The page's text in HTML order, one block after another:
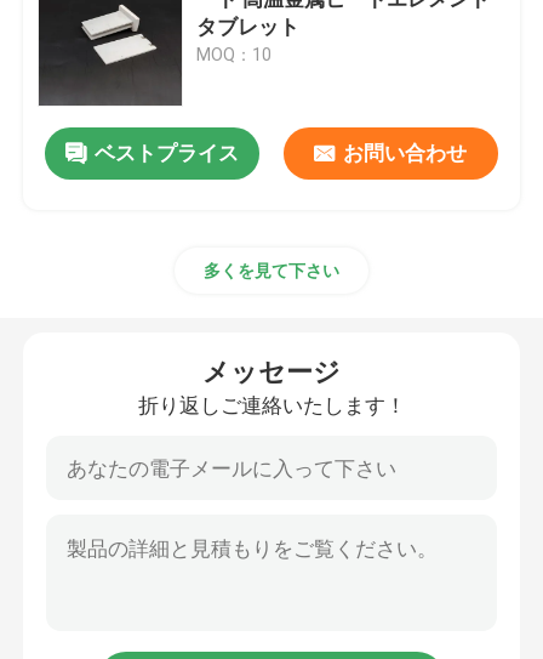
陶器用点火器
シリコンナイトリッド点火器
タブレット
MOQ：10
ベストプライス お問い合わせ
多くを見て下さい
メッセージ
折り返しご連絡いたします！